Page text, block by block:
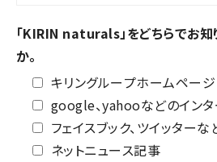
「KIRIN naturals」をどちらでお知
か。
キリングループホームページ
google、yahooなどのインタ
フェイスブック、ツイッターな
ネットニュース記事